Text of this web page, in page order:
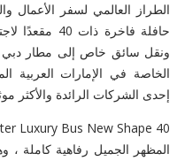
حافلة فاخرة
ونقل سائق خاص إلى مطار دبي
الخاصة في الإمارات العربية
إحدى الشركات الرائدة والأكثر
المظهر الجميل رفاهية كاملة